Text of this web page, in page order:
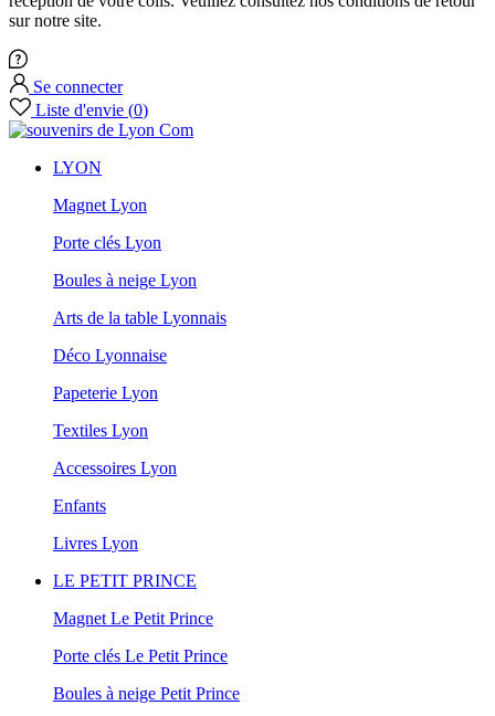
sur notre site.
Se connecter
Liste d'envie (0)
LYON
Magnet Lyon
Porte clés Lyon
Boules à neige Lyon
Arts de la table Lyonnais
Déco Lyonnaise
Papeterie Lyon
Textiles Lyon
Accessoires Lyon
Enfants
Livres Lyon
LE PETIT PRINCE
Magnet Le Petit Prince
Porte clés Le Petit Prince
Boules à neige Petit Prince